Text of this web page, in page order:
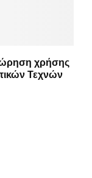
χρήσης
Τεχνών